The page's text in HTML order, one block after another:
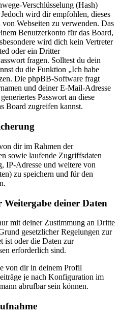
Verschlüsselung (Hash)
wird dir empfohlen, dieses
Webseiten zu verwenden. Das
Benutzerkonto für das Board,
wird dich kein Vertreter
oder ein Dritter
fragen. Solltest du dein
du die Funktion „Ich habe
Die phpBB-Software fragt
und deiner E-Mail-Adresse
Passwort an diese
Board zugreifen kannst.
dir im Rahmen der
sowie laufende Zugriffsdaten
IP-Adresse und weitere von
zu speichern und für den
Weitergabe deiner Daten
mit deiner Zustimmung an Dritte
gesetzlicher Regelungen zur
ist oder die Daten zur
erforderlich sind.
von dir in deinem Profil
je nach Konfiguration im
abrufbar sein können.